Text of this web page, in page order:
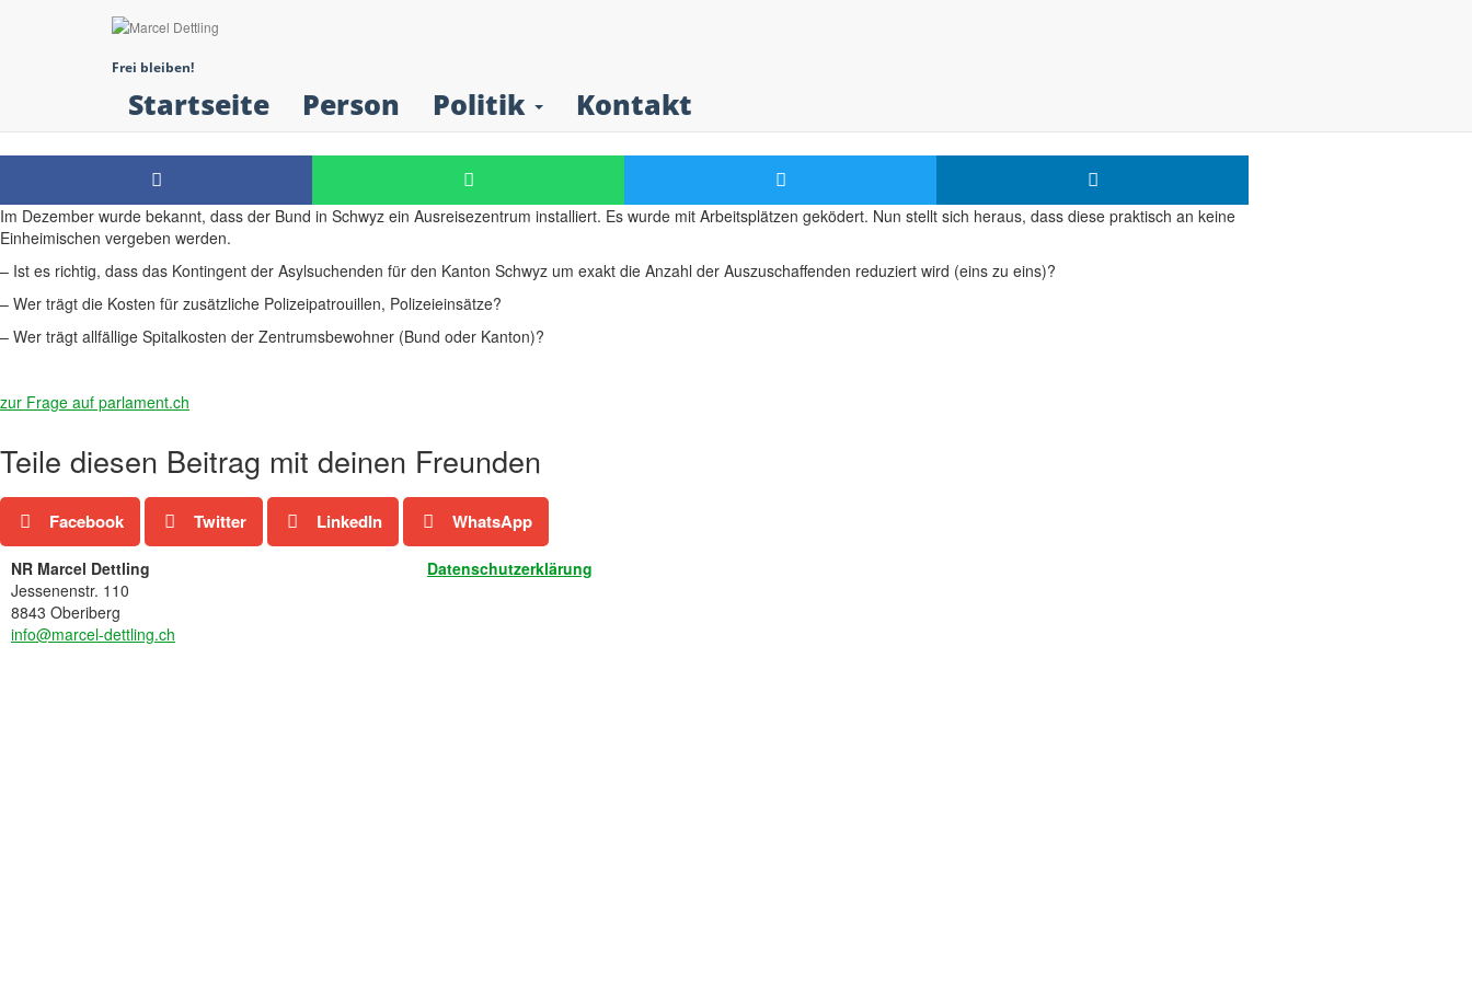
Frei bleiben!
Startseite Person Politik Kontakt
Fragestunde: Ausreisezentrum Schwyz. Wer trägt die Kosten?
Im Dezember wurde bekannt, dass der Bund in Schwyz ein Ausreisezentrum installiert. Es wurde mit Arbeitsplätzen geködert. Nun stellt sich heraus, dass diese praktisch an keine
Einheimischen vergeben werden.
– Ist es richtig, dass das Kontingent der Asylsuchenden für den Kanton Schwyz um exakt die Anzahl der Auszuschaffenden reduziert wird (eins zu eins)?
– Wer trägt die Kosten für zusätzliche Polizeipatrouillen, Polizeieinsätze?
– Wer trägt allfällige Spitalkosten der Zentrumsbewohner (Bund oder Kanton)?
zur Frage auf parlament.ch
Teile diesen Beitrag mit deinen Freunden
Facebook Twitter LinkedIn WhatsApp
NR Marcel Dettling
Jessenenstr. 110
8843 Oberiberg
info@marcel-dettling.ch
Datenschutzerklärung